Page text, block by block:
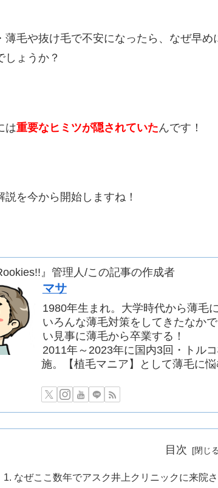
薄毛や抜け毛で不安になったら、なぜ早
しょうか？
は重要なヒミツが隠されていたんです！
説を今から開始しますね！
』管理人/この記事の作成者
マサ
1980年生まれ。大学時代から薄毛
いろんな薄毛対策をしてきたなか
い見事に薄毛から卒業する！
2011年～2023年に国内3回・トル
施。【植毛マニア】として薄毛に
目次
なぜここ数年でアスク井上クリニックに来院